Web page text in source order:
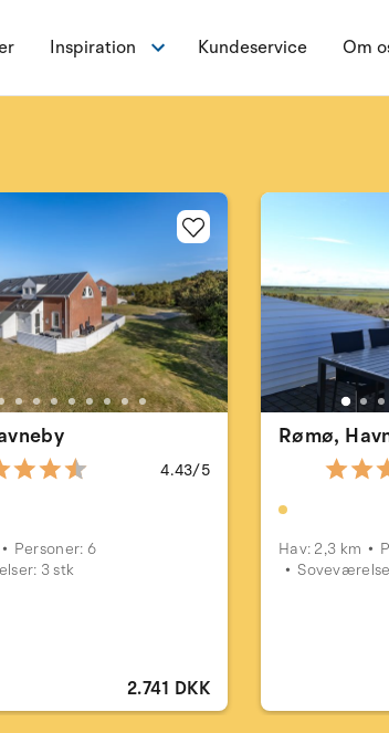
Inspiration Kundeservice Om
4.43/5
Personer: 6
3 stk
2.741 DKK
Rømø,
Hav: 2,3 km